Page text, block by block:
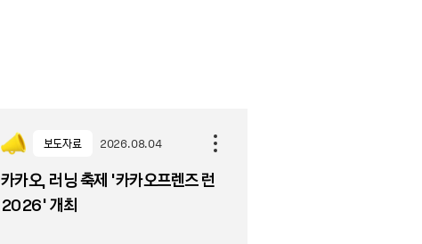
보도자료 2026.08.04
카카오, 러닝 축제 '카카오프렌즈 런
2026' 개최